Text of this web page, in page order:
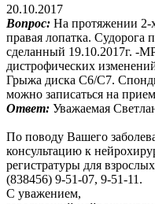
20.10.2017
Вопрос: На протяжении 2-
правая лопатка.
сделанный 19.10.2017г. -
дистрофических
Грыжа диска С6/С7.
можно записаться на
Ответ: Уважаемая
По поводу Вашего
консультацию к
регистратуры для
(838456) 9-51-07, 9-51-11.
С уважением,